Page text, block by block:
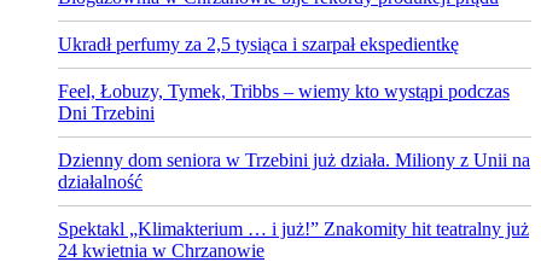
Ukradł perfumy za 2,5 tysiąca i szarpał ekspedientkę
Feel, Łobuzy, Tymek, Tribbs – wiemy kto wystąpi podczas
Dni Trzebini
Dzienny dom seniora w Trzebini już działa. Miliony z Unii na
działalność
Spektakl „Klimakterium … i już!” Znakomity hit teatralny już
24 kwietnia w Chrzanowie